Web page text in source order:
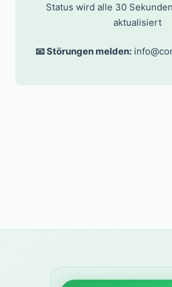
Status wird alle 30
aktualisiert
📧 Störungen melden: